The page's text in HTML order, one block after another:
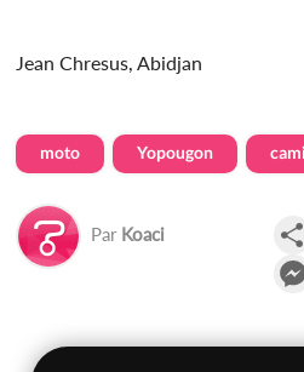
Jean Chresus, Abidjan
moto Yopougon
Par Koaci